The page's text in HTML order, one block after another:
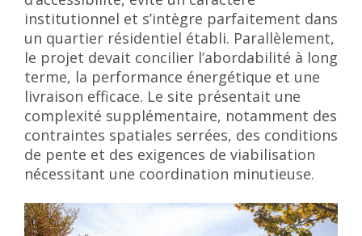
institutionnel et s’intègre parfaitement dans
un quartier résidentiel établi. Parallèlement,
le projet devait concilier l’abordabilité à long
terme, la performance énergétique et une
livraison efficace. Le site présentait une
complexité supplémentaire, notamment des
contraintes spatiales serrées, des conditions
de pente et des exigences de viabilisation
nécessitant une coordination minutieuse.